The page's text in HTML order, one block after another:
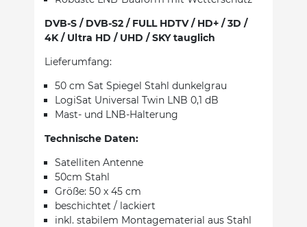
DVB-S / DVB-S2 / FULL HDTV / HD+ / 3D /
4K / Ultra HD / UHD / SKY tauglich
Lieferumfang:
50 cm Sat Spiegel Stahl dunkelgrau
LogiSat Universal Twin LNB 0,1 dB
Mast- und LNB-Halterung
Technische Daten:
Satelliten Antenne
50cm Stahl
Größe: 50 x 45 cm
beschichtet / lackiert
inkl. stabilem Montagematerial aus Stahl